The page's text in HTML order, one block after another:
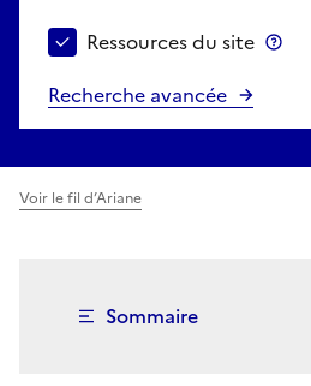
Ressources du site
Recherche avancée
Voir le fil d’Ariane
Sommaire